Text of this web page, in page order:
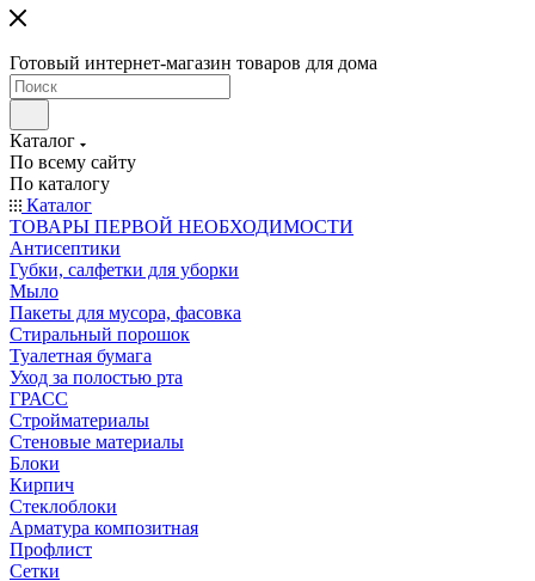
Готовый интернет-магазин товаров для дома
Каталог
По всему сайту
По каталогу
Каталог
ТОВАРЫ ПЕРВОЙ НЕОБХОДИМОСТИ
Антисептики
Губки, салфетки для уборки
Мыло
Пакеты для мусора, фасовка
Стиральный порошок
Туалетная бумага
Уход за полостью рта
ГРАСС
Стройматериалы
Стеновые материалы
Блоки
Кирпич
Стеклоблоки
Арматура композитная
Профлист
Сетки